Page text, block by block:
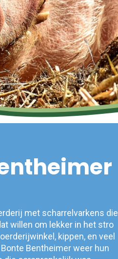
met scharrelvarkens die
willen om lekker in het stro
kippen, en veel
Bentheimer weer hun